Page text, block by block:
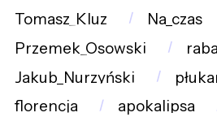
Tomasz_Kluz
Na_czas
Przemek_Osowski
Jakub_Nurzyński
florencja
apokalipsa